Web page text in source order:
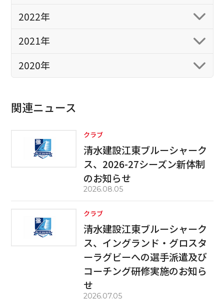
2022年
2021年
2020年
関連ニュース
クラブ
清水建設江東ブルーシャーク
ス、2026-27シーズン新体制
のお知らせ
2026.08.05
クラブ
清水建設江東ブルーシャーク
ス、イングランド・グロスタ
ーラグビーへの選手派遣及び
コーチング研修実施のお知ら
せ
2026.07.05